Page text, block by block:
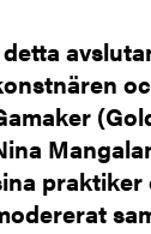
praktiker